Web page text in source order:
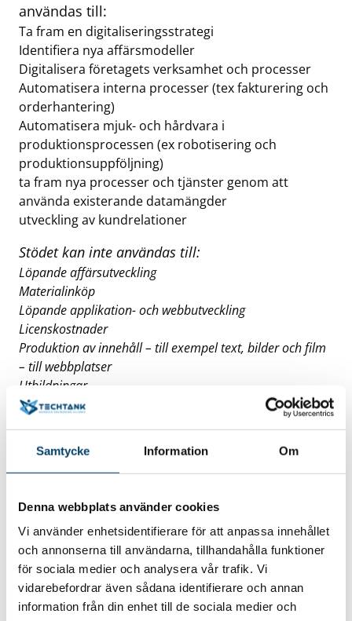
Samtycke Information Om
Denna webbplats använder cookies
Vi använder enhetsidentifierare för att anpassa innehållet
och annonserna till användarna, tillhandahålla funktioner
för sociala medier och analysera vår trafik. Vi
vidarebefordrar även sådana identifierare och annan
information från din enhet till de sociala medier och
användas till:
Ta fram en digitaliseringsstrategi
Identifiera nya affärsmodeller
Digitalisera företagets verksamhet och processer
Automatisera interna processer (tex fakturering och
orderhantering)
Automatisera mjuk- och hårdvara i
produktionsprocessen (ex robotisering och
produktionsuppföljning)
ta fram nya processer och tjänster genom att
använda existerande datamängder
utveckling av kundrelationer
Stödet kan inte användas till:
Löpande affärsutveckling
Materialinköp
Löpande applikation- och webbutveckling
Licenskostnader
Produktion av innehåll – till exempel text, bilder och film
– till webbplatser
Utbildningar
Marknadsföring mot kund t ex ny hemsida
Internationalisering
in extern kompetens för att förbereda en
internationalisering. Exempel på projekt som
checken kan användas till:
skriva en strategi för internationalisering
göra marknadsundersökningar